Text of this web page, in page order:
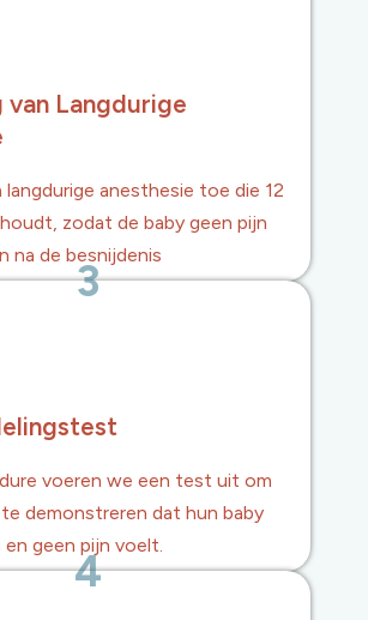
van Langdurige
langdurige anesthesie toe die 12
zodat de baby geen pijn
na de besnijdenis
3
voeren we een test uit om
demonstreren dat hun baby
geen pijn voelt.
4